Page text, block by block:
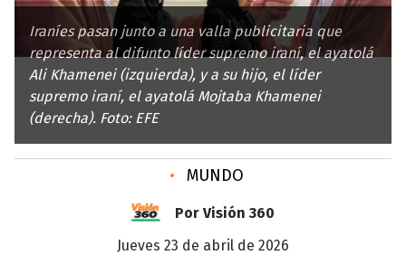
Iraníes pasan junto a una valla publicitaria que
representa al difunto líder supremo iraní, el ayatolá
Ali Khamenei (izquierda), y a su hijo, el líder
supremo iraní, el ayatolá Mojtaba Khamenei
(derecha). Foto: EFE
• MUNDO
Por Visión 360
jueves 23 de abril de 2026